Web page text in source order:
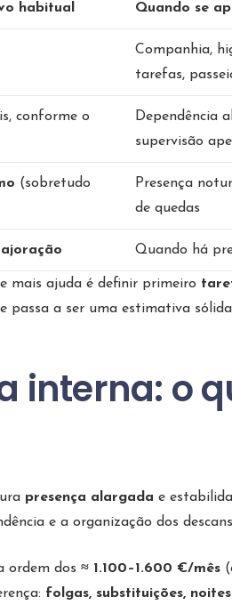
habitual Quando se
Companhia,
tarefas,
conforme o
Dependência
supervisão
(sobretudo
Presença
de quedas
Quando há
mais ajuda é definir primeiro
passa a ser uma estimativa
interna: o
presença alargada e
e a organização dos
ordem dos ≈ 1.100–1.600 €/mês
folgas, substituições,